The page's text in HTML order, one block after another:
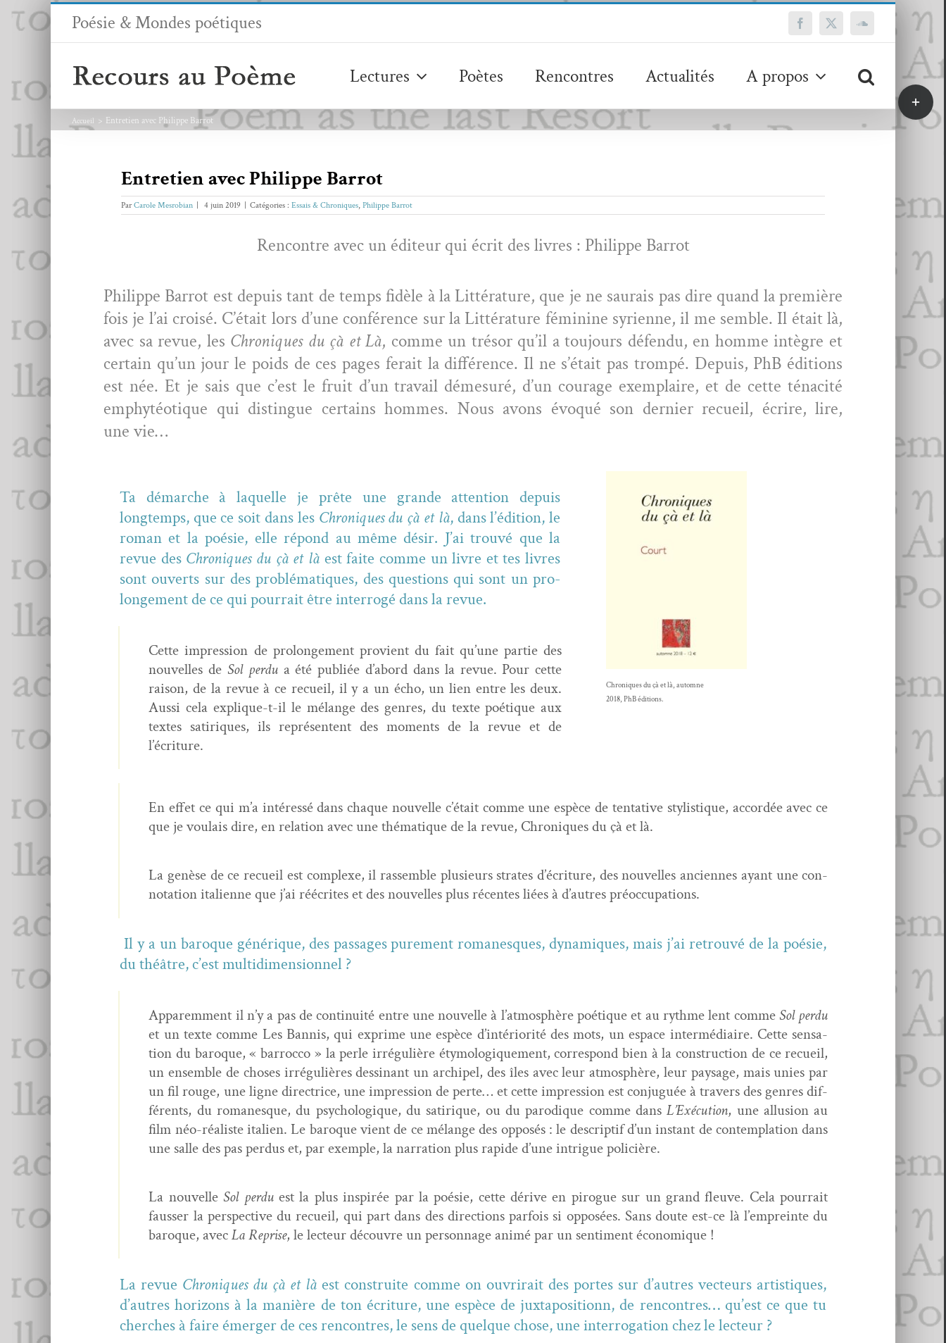
Passer
Poésie & Mondes poétiques Facebook
X SoundCloud
Lectures Poètes Rencontres Actualités A propos
Accueil Entretien avec Philippe Barrot
Entretien avec Philippe Barrot
ParCarole Mesrobian 4 juin 2019 Catégories : Essais & Chroniques, Philippe Barrot
Ren­con­tre avec un édi­teur qui écrit des livres : Philippe Barrot
Philippe Bar­rot est depuis tant de temps fidèle à la Lit­téra­ture, que je ne saurais pas dire quand la pre­mière
fois je l’ai croisé. C’é­tait lors d’une con­férence sur la Lit­téra­ture fémi­nine syri­enne, il me sem­ble. Il était là,
avec sa revue, les Chroniques du çà et Là, comme un tré­sor qu’il a tou­jours défendu, en homme intè­gre et
cer­tain qu’un jour le poids de ces pages ferait la dif­férence. Il ne s’é­tait pas trompé. Depuis, PhB édi­tions
est née. Et je sais que c’est le fruit d’un tra­vail démesuré, d’un courage exem­plaire, et de cette ténac­ité
emphytéo­tique qui dis­tingue cer­tains hommes. Nous avons évo­qué son dernier recueil, écrire, lire,
une vie…
Ta démarche à laque­lle je prête une grande atten­tion depuis
longtemps, que ce soit dans les Chroniques du çà et là, dans l’édition, le
roman et la poésie, elle répond au même désir. J’ai trou­vé que la
revue des Chroniques du çà et làest faite comme un livre et tes livres
sont ouverts sur des prob­lé­ma­tiques, des ques­tions qui sont un pro­
longe­ment de ce qui pour­rait être inter­rogé dans la revue.
Cette impres­sion de pro­longe­ment provient du fait qu’une par­tie des
nou­velles de Sol per­dua été pub­liée d’abord dans la revue. Pour cette
rai­son, de la revue à ce recueil, il y a un écho, un lien entre les deux.
Aus­si cela explique-t-il le mélange des gen­res, du texte poé­tique aux
textes satiriques, ils représen­tent des moments de la revue et de
l’écriture.
Chroniques du çà et là, automne
2018, PhB éditions.
En effet ce qui m’a intéressé dans chaque nou­velle c’était comme une espèce de ten­ta­tive styl­is­tique, accordée avec ce
que je voulais dire, en rela­tion avec une thé­ma­tique de la revue, Chroniques du çà et là.
La genèse de ce recueil est com­plexe, il rassem­ble plusieurs strates d’écriture, des nou­velles anci­ennes ayant une con­
no­ta­tion ital­i­enne que j’ai réécrites et des nou­velles plus récentes liées à d’autres préoccupations.
Il y a un baroque générique, des pas­sages pure­ment romanesques, dynamiques, mais j’ai retrou­vé de la poésie,
du théâtre, c’est multidimensionnel ?
Apparem­ment il n’y a pas de con­ti­nu­ité entre une nou­velle à l’atmosphère poé­tique et au rythme lent comme Sol per­du
et un texte comme Les Ban­nis, qui exprime une espèce d’intériorité des mots, un espace inter­mé­di­aire. Cette sen­sa­
tion du baroque, « bar­roc­co » la per­le irrégulière éty­mologique­ment, cor­re­spond bien à la con­struc­tion de ce recueil,
un ensem­ble de choses irrégulières dessi­nant un archipel, des îles avec leur atmo­sphère, leur paysage, mais unies par
un fil rouge, une ligne direc­trice, une impres­sion de perte… et cette impres­sion est con­juguée à tra­vers des gen­res dif­
férents, du romanesque, du psy­chologique, du satirique, ou du par­o­dique comme dansL’Exécution, une allu­sion au
film néo-réal­iste ital­ien. Le baroque vient de ce mélange des opposés : le descrip­tif d’un instant de con­tem­pla­tion dans
une salle des pas per­dus et, par exem­ple, la nar­ra­tion plus rapi­de d’une intrigue policière.
La nou­velle Sol per­duest la plus inspirée par la poésie, cette dérive en pirogue sur un grand fleuve. Cela pour­rait
fauss­er la per­spec­tive du recueil, qui part dans des direc­tions par­fois si opposées. Sans doute est-ce là l’empreinte du
baroque, avecLa Reprise, le lecteur décou­vre un per­son­nage ani­mé par un sen­ti­ment économique !
La revue Chroniques du çà et là est con­stru­ite comme on ouvri­rait des portes sur d’autres vecteurs artis­tiques,
d’autres hori­zons à la manière de ton écri­t­ure, une espèce de jux­ta­po­si­tionn, de ren­con­tres… qu’est ce que tu
cherch­es à faire émerg­er de ces ren­con­tres, le sens de quelque chose, une inter­ro­ga­tion chez le lecteur ?
Bascule
de
la
barre